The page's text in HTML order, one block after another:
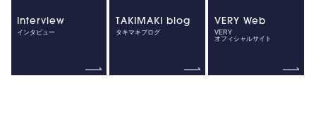
Interview
インタビュー
TAKIMAKI blog
タキマキブログ
VERY Web
VERY
オフィシャルサイト